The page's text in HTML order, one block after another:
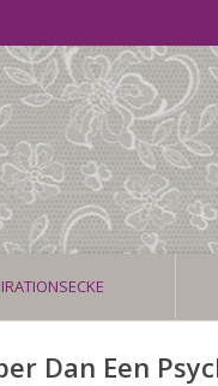
Dan Een